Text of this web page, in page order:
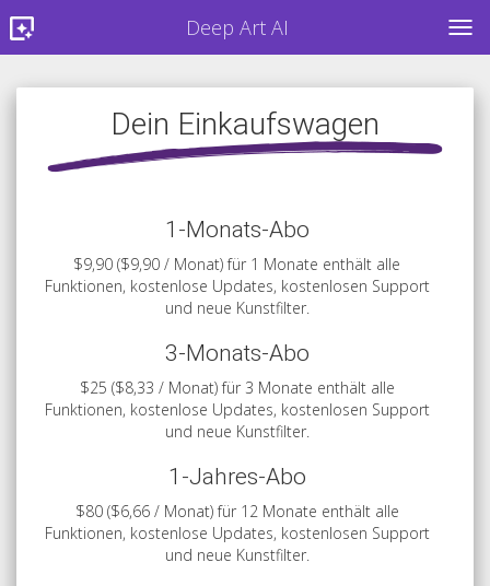
Deep Art AI
Dein Einkaufswagen
1-Monats-Abo
$9,90 ($9,90 / Monat) für 1 Monate enthält alle
Funktionen, kostenlose Updates, kostenlosen Support
und neue Kunstfilter.
3-Monats-Abo
$25 ($8,33 / Monat) für 3 Monate enthält alle
Funktionen, kostenlose Updates, kostenlosen Support
und neue Kunstfilter.
1-Jahres-Abo
$80 ($6,66 / Monat) für 12 Monate enthält alle
Funktionen, kostenlose Updates, kostenlosen Support
und neue Kunstfilter.